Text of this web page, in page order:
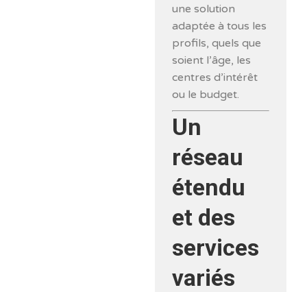
une solution
adaptée à tous les
profils, quels que
soient l’âge, les
centres d’intérêt
ou le budget.
Un
réseau
étendu
et des
services
variés